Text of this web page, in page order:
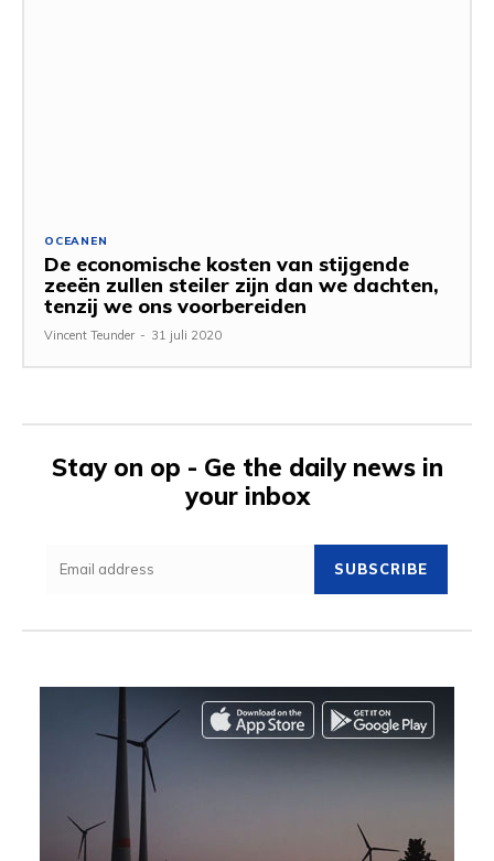
OCEANEN
De economische kosten van stijgende
zeeën zullen steiler zijn dan we dachten,
tenzij we ons voorbereiden
Vincent Teunder - 31 juli 2020
Stay on op - Ge the daily news in
your inbox
SUBSCRIBE